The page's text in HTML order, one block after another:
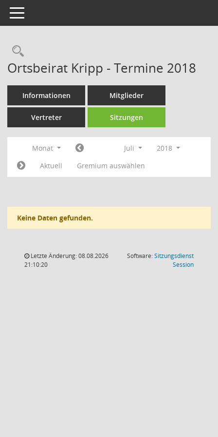
Toggle navigation
Rechercheauswahl
Ortsbeirat Kripp - Termine 2018
Informationen Mitglieder
Vertreter Sitzungen
Monat Juli
2018
Aktuell
Gremium auswählen
Keine Daten gefunden.
Letzte Änderung: 08.08.2026
21:10:20
Software:Sitzungsdienst
Session(Wird in